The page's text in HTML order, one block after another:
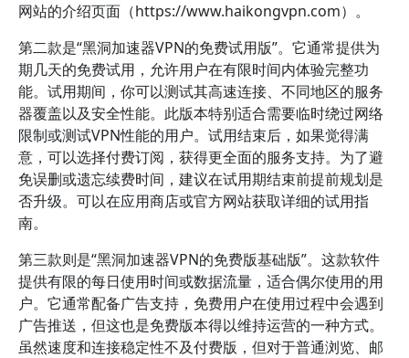
网站的介绍页面（https://www.haikongvpn.com）。
第二款是“黑洞加速器VPN的免费试用版”。它通常提供为
期几天的免费试用，允许用户在有限时间内体验完整功
能。试用期间，你可以测试其高速连接、不同地区的服务
器覆盖以及安全性能。此版本特别适合需要临时绕过网络
限制或测试VPN性能的用户。试用结束后，如果觉得满
意，可以选择付费订阅，获得更全面的服务支持。为了避
免误删或遗忘续费时间，建议在试用期结束前提前规划是
否升级。可以在应用商店或官方网站获取详细的试用指
南。
第三款则是“黑洞加速器VPN的免费版基础版”。这款软件
提供有限的每日使用时间或数据流量，适合偶尔使用的用
户。它通常配备广告支持，免费用户在使用过程中会遇到
广告推送，但这也是免费版本得以维持运营的一种方式。
虽然速度和连接稳定性不及付费版，但对于普通浏览、邮